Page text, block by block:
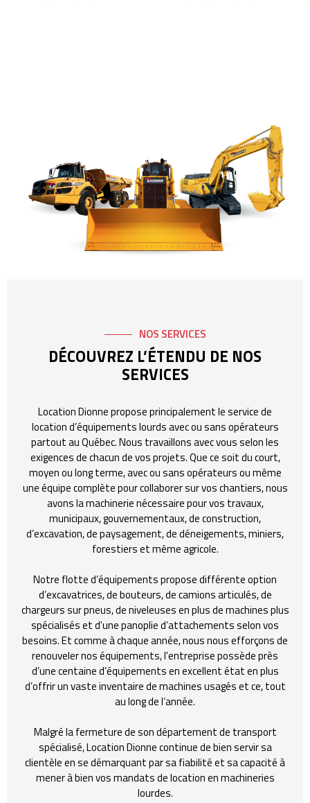
NOS SERVICES
DÉCOUVREZ L’ÉTENDU DE NOS
SERVICES
Location Dionne propose principalement le service de
location d’équipements lourds avec ou sans opérateurs
partout au Québec. Nous travaillons avec vous selon les
exigences de chacun de vos projets. Que ce soit du court,
moyen ou long terme, avec ou sans opérateurs ou même
une équipe complète pour collaborer sur vos chantiers, nous
avons la machinerie nécessaire pour vos travaux,
municipaux, gouvernementaux, de construction,
d’excavation, de paysagement, de déneigements, miniers,
forestiers et même agricole.
Notre flotte d’équipements propose différente option
d’excavatrices, de bouteurs, de camions articulés, de
chargeurs sur pneus, de niveleuses en plus de machines plus
spécialisés et d'une panoplie d’attachements selon vos
besoins. Et comme à chaque année, nous nous efforçons de
renouveler nos équipements, l'entreprise possède près
d’une centaine d’équipements en excellent état en plus
d’offrir un vaste inventaire de machines usagés et ce, tout
au long de l’année.
Malgré la fermeture de son département de transport
spécialisé, Location Dionne continue de bien servir sa
clientèle en se démarquant par sa fiabilité et sa capacité à
mener à bien vos mandats de location en machineries
lourdes.